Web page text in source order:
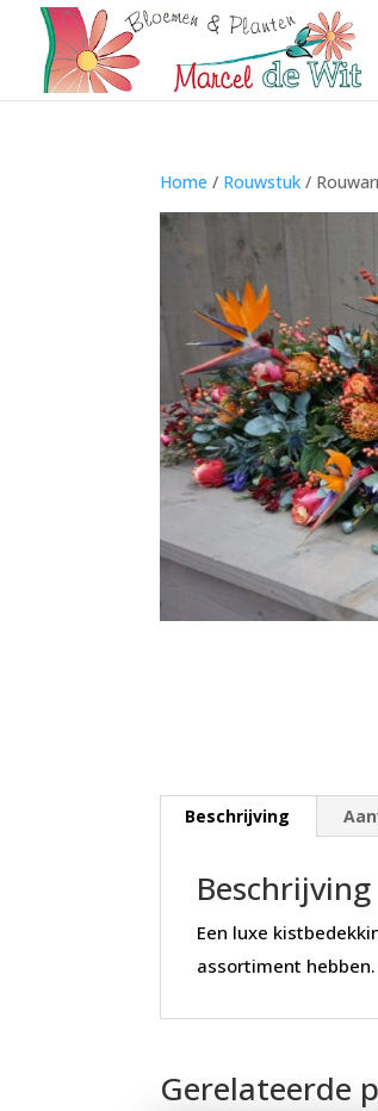
Home / Rouwstuk /
Beschrijving
Beschrijving
Een luxe
assortiment hebben.
Gerelateerde